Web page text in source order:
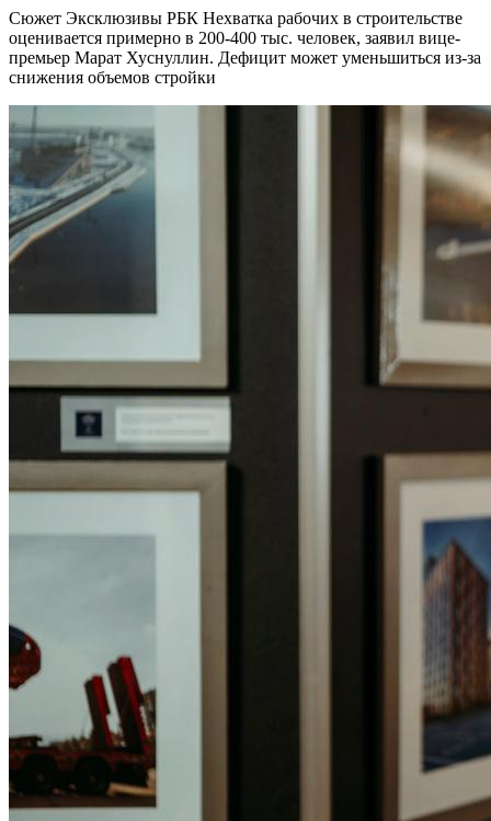
Сюжет Эксклюзивы РБК Нехватка рабочих в строительстве
оценивается примерно в 200-400 тыс. человек, заявил вице-
премьер Марат Хуснуллин. Дефицит может уменьшиться из-за
снижения объемов стройки